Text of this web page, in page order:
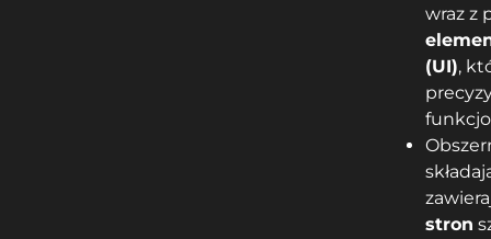
wraz z
(UI),
stron